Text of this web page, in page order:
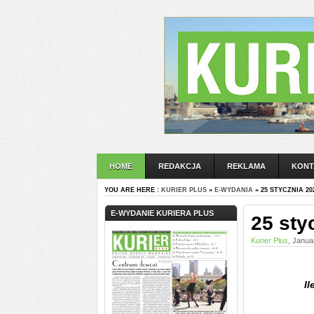
HOME REDAKCJA REKLAMA
YOU ARE HERE : KURIER PLUS » E-WYDANIA » 25 STYCZNIA
E-WYDANIE KURIERA PLUS 25
Kurier Plus ,